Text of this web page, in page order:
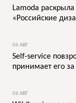
Lamoda
«Российские
06 АВГ
Self-service
принимает его
06 АВГ